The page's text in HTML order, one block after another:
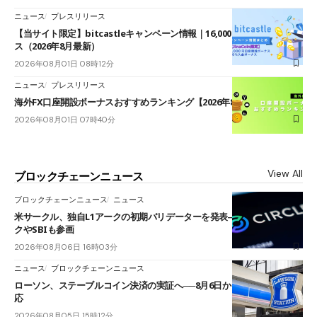
ニュース プレスリリース
【当サイト限定】bitcastleキャンペーン情報｜16,000円口座開設ボーナ
ス（2026年8月最新）
2026年08月01日 08時12分
ニュース プレスリリース
海外FX口座開設ボーナスおすすめランキング【2026年8月最新】
2026年08月01日 07時40分
ブロックチェーンニュース View All
ブロックチェーンニュース ニュース
米サークル、独自L1アークの初期バリデーターを発表――ブラックロッ
クやSBIも参画
2026年08月06日 16時03分
ニュース ブロックチェーンニュース
ローソン、ステーブルコイン決済の実証へ──8月6日からJPYCやUSDC対
応